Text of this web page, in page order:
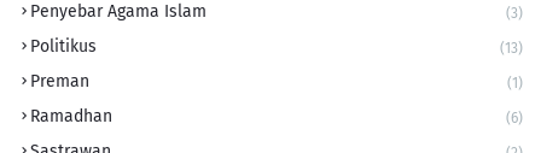
Penyebar Agama Islam (3)
Politikus (13)
Preman (1)
Ramadhan (6)